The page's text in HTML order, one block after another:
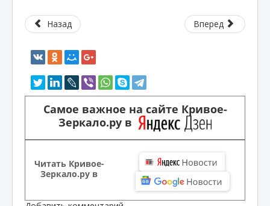
Назад Вперед
Самое важное на сайте Кривое-
Зеркало.ру в
Читать Кривое-
Зеркало.ру в